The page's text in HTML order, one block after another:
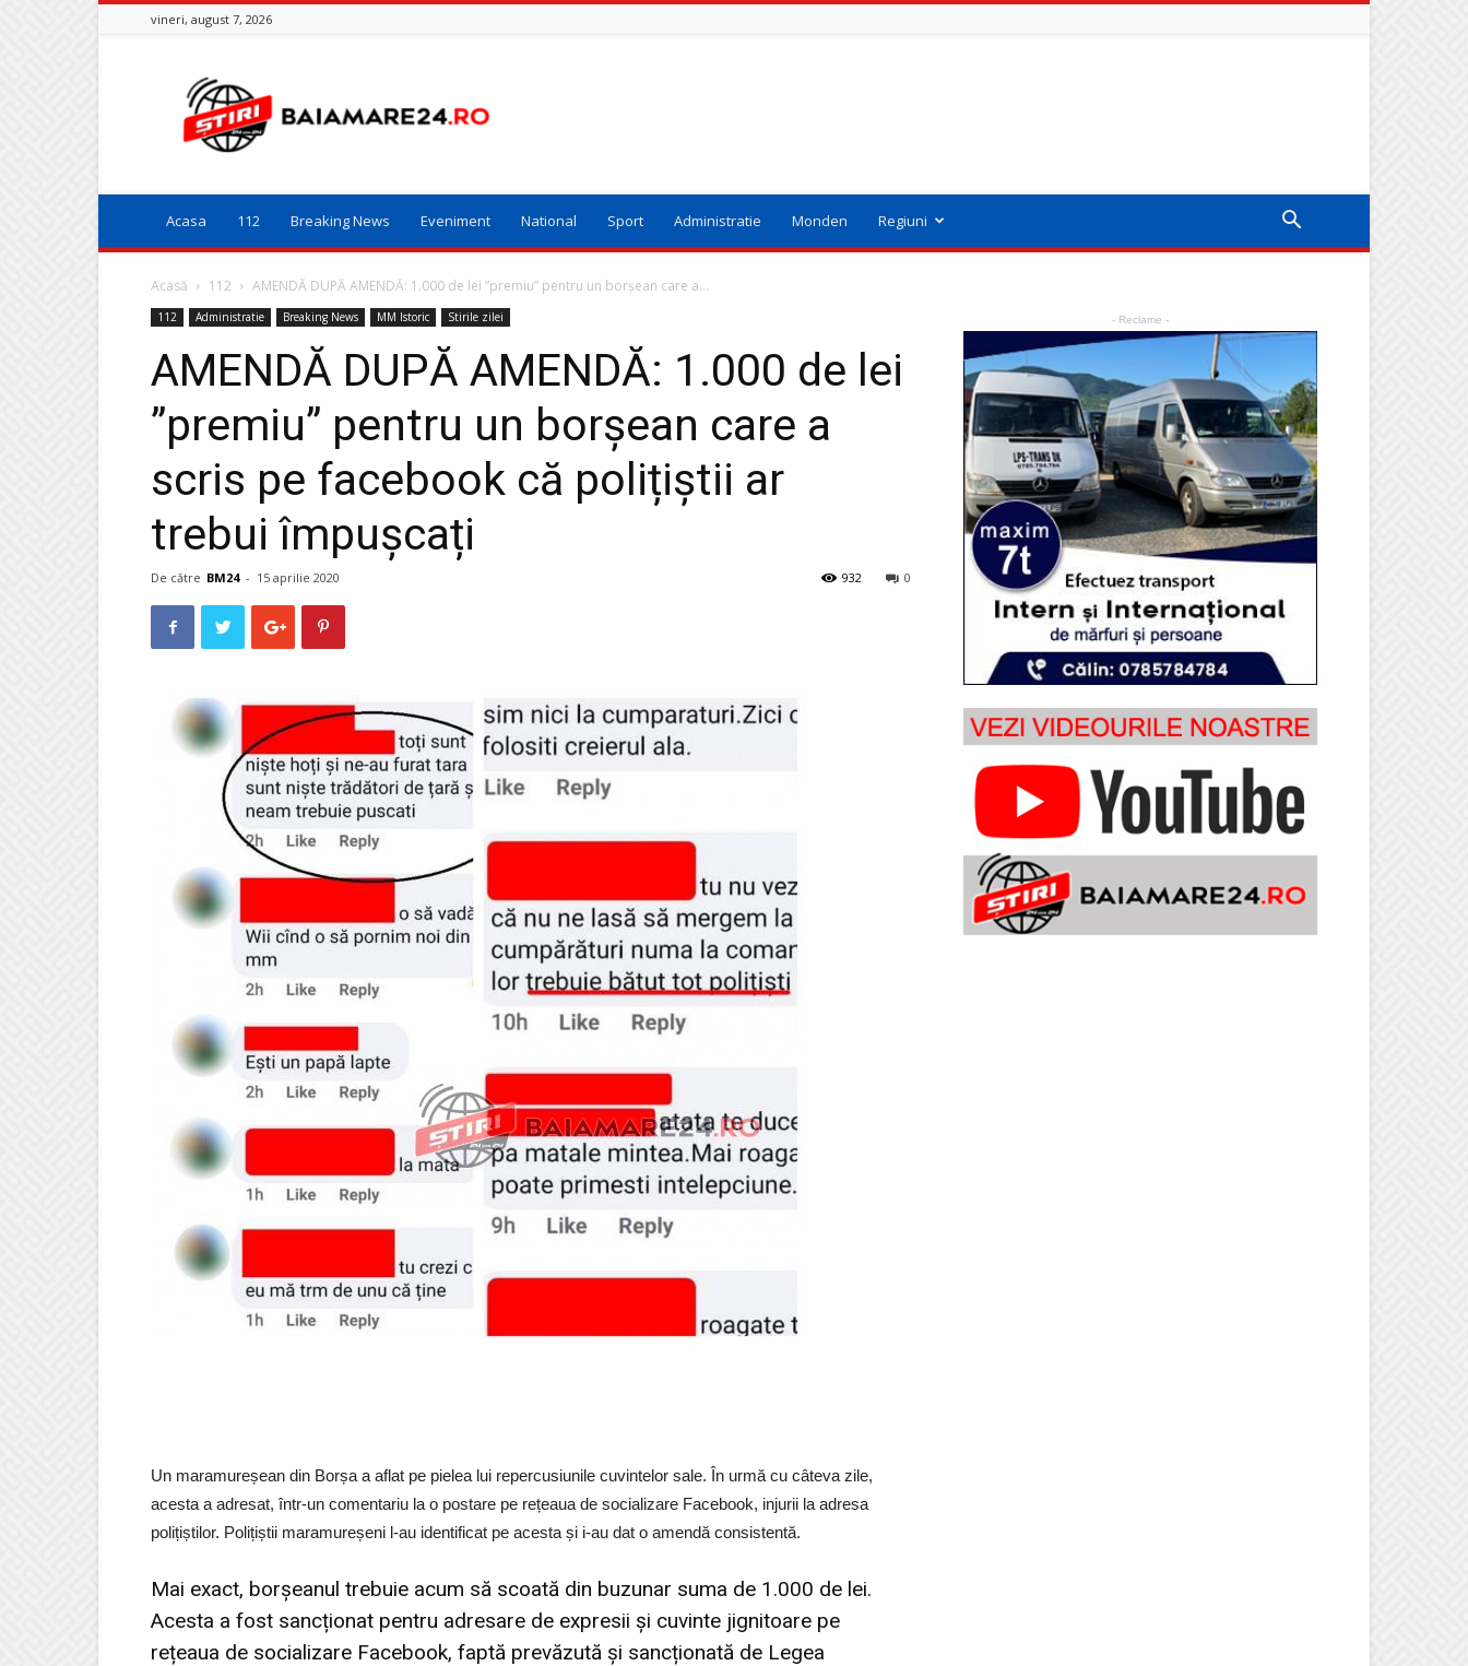
vineri, august 7, 2026
Baia
Mare
24
Acasa 112 Breaking News Eveniment National Sport Administratie Monden Regiuni
Acasă 112 AMENDĂ DUPĂ AMENDĂ: 1.000 de lei ”premiu” pentru un borșean care a...
112 Administratie Breaking News MM Istoric Stirile zilei
AMENDĂ DUPĂ AMENDĂ: 1.000 de lei
”premiu” pentru un borșean care a
scris pe facebook că polițiștii ar
trebui împușcați
De către BM24 - 15 aprilie 2020 0
932
Un maramureșean din Borșa a aflat pe pielea lui repercusiunile cuvintelor sale. În urmă cu câteva zile,
acesta a adresat, într-un comentariu la o postare pe rețeaua de socializare Facebook, injurii la adresa
polițiștilor. Polițiștii maramureșeni l-au identificat pe acesta și i-au dat o amendă consistentă.
Mai exact, borșeanul trebuie acum să scoată din buzunar suma de 1.000 de lei.
Acesta a fost sancționat pentru adresare de expresii și cuvinte jignitoare pe
rețeaua de socializare Facebook, faptă prevăzută și sancționată de Legea
- Reclame -